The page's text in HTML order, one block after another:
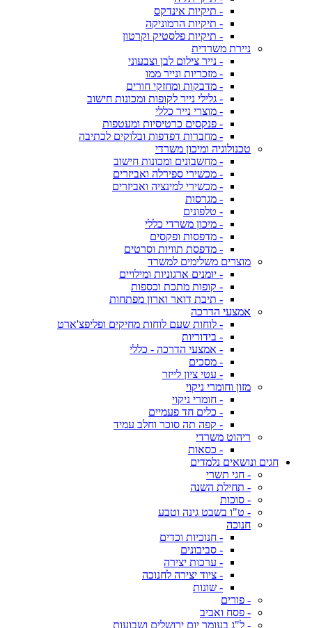
- תיקיות אינדקס
- תיקיות הרמוניקה
- תיקיות פלסטיק וקרטון
ניירת משרדית
- נייר צילום לבן וצבעוני
- מזכריות ונייר ממו
- מדבקות ומחזקי חורים
- גלילי נייר לקופות ומכונות חישוב
- מוצרי נייר כללי
- פנקסים כרטיסיות ומעטפות
- מחברות דפדפות ובלוקים לכתיבה
טכנולוגיה ומיכון משרדי
- מחשבונים ומכונות חישוב
- מכשירי ספירלה ואביזרים
- מכשירי למינציה ואביזרים
- מגרסות
- טלפונים
- מיכון משרדי כללי
- מדפסות ופקסים
- מדפסת תוויות וסרטים
מוצרים משלימים למשרד
- יומנים ארגוניות ומילויים
- קופות מתכת וכספות
- תיבת דואר וארון מפתחות
אמצעי הדרכה
- לוחות שעם לוחות מחיקים ופליפצ'ארט
- בידוריות
- אמצעי הדרכה - כללי
- מסכים
- עטי ציון לייזר
מזון וחומרי ניקוי
- חומרי ניקוי
- כלים חד פעמיים
- קפה תה סוכר וחלב עמיד
ריהוט משרדי
- כסאות
חגים ונושאים נלמדים
- חגי תשרי
- תחילת השנה
- סוכות
- ט"ו בשבט גינה וטבע
חנוכה
- חנוכיות וכדים
- סביבונים
- ערכות יצירה
- ציוד יצירה לחנוכה
- שונות
- פורים
- פסח ואביב
- ל"ג בעומר יום ירושלים ושבועות